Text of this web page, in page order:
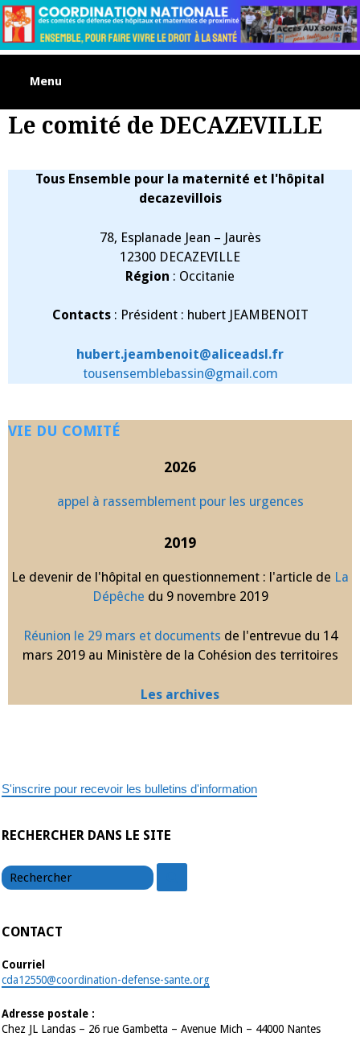
Skip
to
content
Menu
Le comité de DECAZEVILLE
Tous Ensemble pour la maternité et l'hôpital
decazevillois
78, Esplanade Jean – Jaurès
12300 DECAZEVILLE
Région : Occitanie
Contacts: Président : hubert JEAMBENOIT
hubert.jeambenoit@aliceadsl.fr
tousensemblebassin@gmail.com
VIE DU COMITÉ
2026
appel à rassemblement pour les urgences
2019
Le devenir de l'hôpital en questionnement : l'article de La
Dépêche du 9 novembre 2019
Réunion le 29 mars et documents de l'entrevue du 14
mars 2019 au Ministère de la Cohésion des territoires
Les archives
S'inscrire pour recevoir les bulletins d'information
RECHERCHER DANS LE SITE
CONTACT
Courriel
cda12550@coordination-defense-sante.org
Adresse postale :
Chez JL Landas – 26 rue Gambetta – Avenue Mich – 44000 Nantes